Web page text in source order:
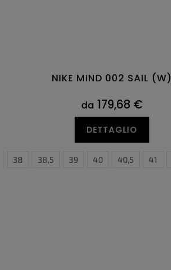
NIKE MIND 002 SAIL (W)
da 179,68 €
DETTAGLIO
38 38,5 39 40 40,5 41